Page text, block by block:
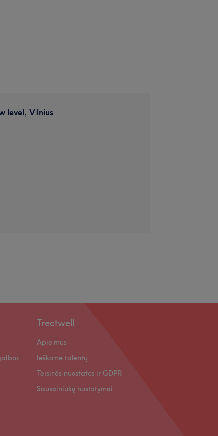
level, Vilnius
Treatwell
Apie mus
Ieškome talentų
Teisinės nuostatos ir GDPR
Sausainiukų nustatymai